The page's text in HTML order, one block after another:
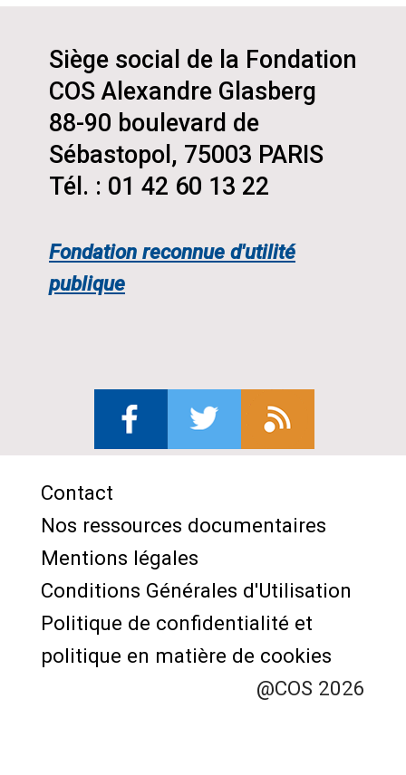
Siège social de la Fondation
COS Alexandre Glasberg
88-90 boulevard de
Sébastopol, 75003 PARIS
Tél. : 01 42 60 13 22
Fondation reconnue d'utilité
publique
@COS 2026
Menu
Pied
de
page
Contact
Nos ressources documentaires
Mentions légales
Conditions Générales d'Utilisation
Politique de confidentialité et
politique en matière de cookies